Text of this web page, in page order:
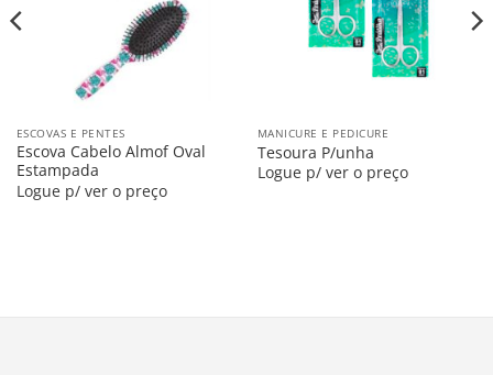
ESCOVAS E PENTES
Escova Cabelo Almof Oval
Estampada
Logue p/ ver o preço
MANICURE E PEDICURE
Tesoura P/unha
Logue p/ ver o preço